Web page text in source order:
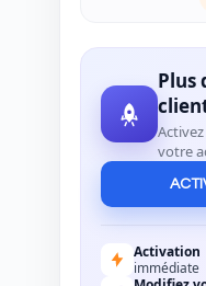
Plus
votre
Activation
immédiate